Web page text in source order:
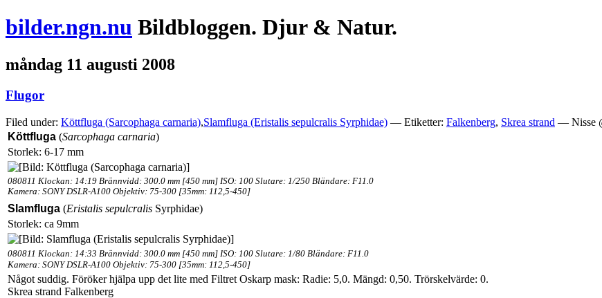
bilder.ngn.nu Bildbloggen. Djur & Natur.
måndag 11 augusti 2008
Flugor
Filed under: Köttfluga (Sarcophaga carnaria),Slamfluga (Eristalis sepulcralis Syrphidae) — Etiketter: Falkenberg, Skrea strand — Nisse
Köttfluga (Sarcophaga carnaria)
Storlek: 6-17 mm
080811 Klockan: 14:19 Brännvidd: 300.0 mm [450 mm] ISO: 100 Slutare: 1/250 Bländare: F11.0
Kamera: SONY DSLR-A100 Objektiv: 75-300 [35mm: 112,5-450]
Slamfluga (Eristalis sepulcralis Syrphidae)
Storlek: ca 9mm
080811 Klockan: 14:33 Brännvidd: 300.0 mm [450 mm] ISO: 100 Slutare: 1/80 Bländare: F11.0
Kamera: SONY DSLR-A100 Objektiv: 75-300 [35mm: 112,5-450]
Något suddig. Föröker hjälpa upp det lite med Filtret Oskarp mask: Radie: 5,0. Mängd: 0,50. Trörskelvärde: 0.
Skrea strand Falkenberg